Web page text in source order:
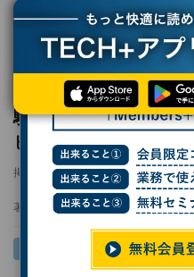
TECH+ 企業IT
開発/エンジニア
駅伝日本一の走りをAIが再現、GMO
駅伝日本一の走りを
ヒューマノイド」開発
掲載日 2026/04/03 16:40
著者： 熊谷知泰